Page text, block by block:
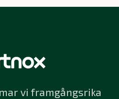
vi framgångsrika